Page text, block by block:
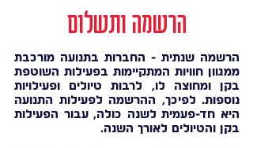
הרשמה ותשלום
הרשמה שנתית - החברות בתנועה מורכבת
ממגוון חוויות המתקיימות בפעילות השוטפת
בקן ומחוצה לו, לרבות טיולים ופעילויות
נוספות. לפיכך, ההרשמה לפעילות התנועה
היא חד-פעמית לשנה כולה, עבור הפעילות
בקן והטיולים לאורך השנה.